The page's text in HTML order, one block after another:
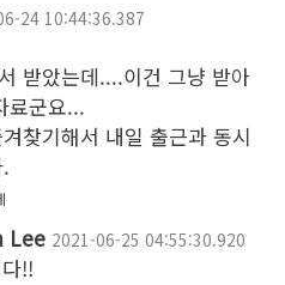
24 10:44:36.387
받았는데....이건 그냥 받아
료군요...
찾기해서 내일 출근과 동시
Lee 2021-06-25 04:55:30.920
!!